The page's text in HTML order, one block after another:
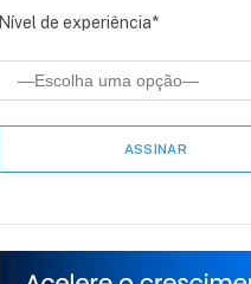
Nível de experiência*